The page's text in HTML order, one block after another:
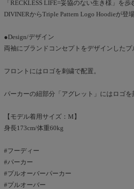
「RECKLESS LIFE=妥協のない生き様」を歩
DIVINERからTriple Pattern Logo Hoodieが登場
●Design/デザイン
両袖にブランドコンセプトをデザインしたプ
フロントにはロゴを刺繍で配置。
パーカーの紐部分「アグレット」にはロゴを
【モデル着用サイズ：M】
身長173cm/体重60kg
#フーディー
#パーカー
#プルオーバーパーカー
#プルオーバー